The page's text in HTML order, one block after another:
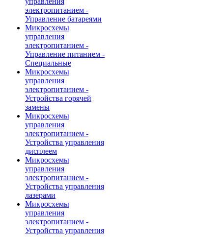
электропитанием -
Управление батареями
Микросхемы
управления
электропитанием -
Управление питанием -
Специальные
Микросхемы
управления
электропитанием -
Устройства горячей
замены
Микросхемы
управления
электропитанием -
Устройства управления
дисплеем
Микросхемы
управления
электропитанием -
Устройства управления
лазерами
Микросхемы
управления
электропитанием -
Устройства управления